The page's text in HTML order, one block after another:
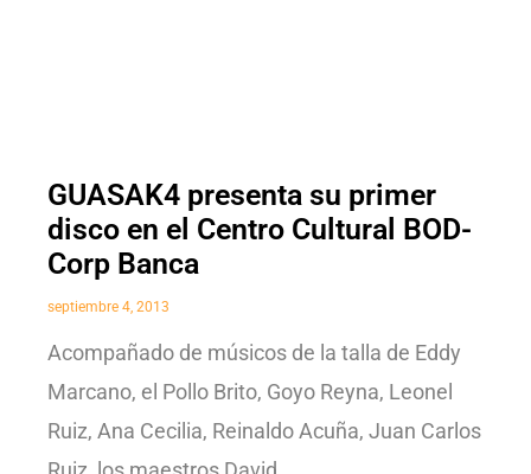
GUASAK4 presenta su primer
disco en el Centro Cultural BOD-
Corp Banca
septiembre 4, 2013
Acompañado de músicos de la talla de Eddy
Marcano, el Pollo Brito, Goyo Reyna, Leonel
Ruiz, Ana Cecilia, Reinaldo Acuña, Juan Carlos